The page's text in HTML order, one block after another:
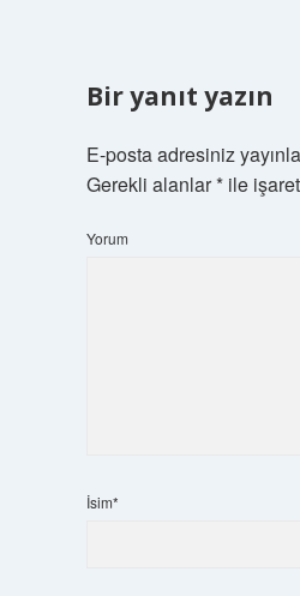
Bir yanıt yazın
E-posta adresiniz
Gerekli alanlar*ile
Yorum
İsim*